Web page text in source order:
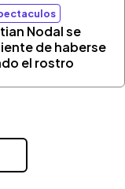
Nodal se
de haberse
el rostro